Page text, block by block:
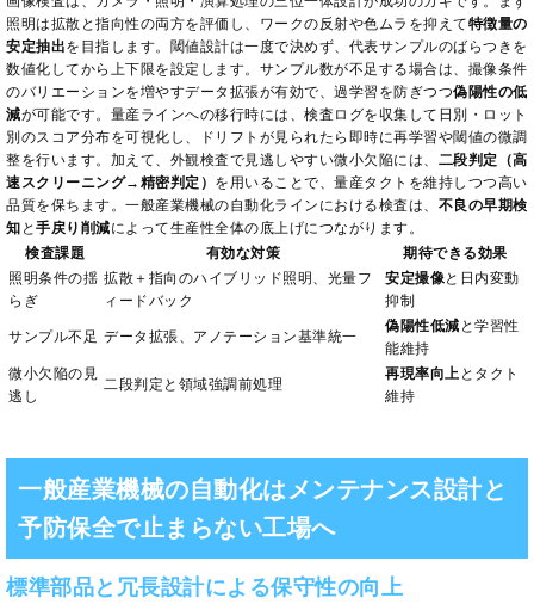
照明は拡散と指向性の両方を評価し、ワークの反射や色ムラを抑えて特徴量の
安定抽出を目指します。閾値設計は一度で決めず、代表サンプルのばらつきを
数値化してから上下限を設定します。サンプル数が不足する場合は、撮像条件
のバリエーションを増やすデータ拡張が有効で、過学習を防ぎつつ偽陽性の低
減が可能です。量産ラインへの移行時には、検査ログを収集して日別・ロット
別のスコア分布を可視化し、ドリフトが見られたら即時に再学習や閾値の微調
整を行います。加えて、外観検査で見逃しやすい微小欠陥には、 二段判定（高
速スクリーニング→精密判定） を用いることで、量産タクトを維持しつつ高い
品質を保ちます。一般産業機械の自動化ラインにおける検査は、 不良の早期検
知 と手戻り削減によって生産性全体の底上げにつながります。
検査課題
有効な対策
期待できる効果
照明条件の揺
らぎ
拡散＋指向のハイブリッド照明、光量フ
ィードバック
安定撮像と日内変動
抑制
サンプル不足 データ拡張、アノテーション基準統一
偽陽性低減 と学習性
能維持
微小欠陥の見
逃し
二段判定と領域強調前処理
再現率向上 とタクト
維持
一般産業機械の自動化はメンテナンス設計と
予防保全で止まらない工場へ
標準部品と冗長設計による保守性の向上